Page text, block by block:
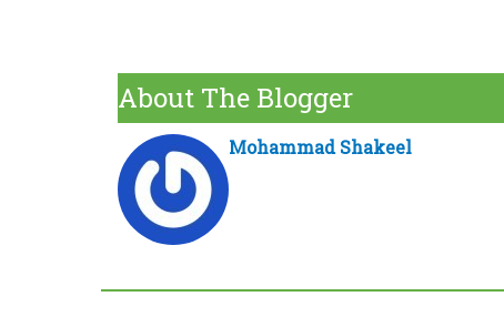
About The Blogger
Mohammad Shakeel